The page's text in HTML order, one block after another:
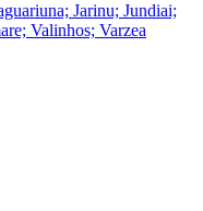
Jarinu; Jundiai;
Valinhos; Varzea